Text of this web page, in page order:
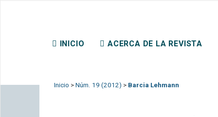
INICIO ACERCA DE LA REVISTA
Inicio > Núm. 19 (2012) > Barcia Lehmann